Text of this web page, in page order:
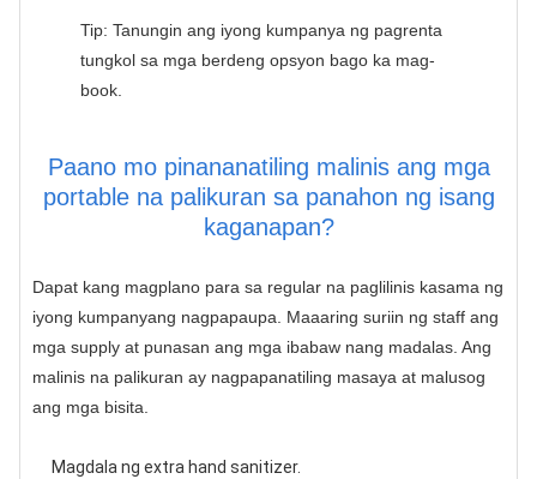
Tip: Tanungin ang iyong kumpanya ng pagrenta
tungkol sa mga berdeng opsyon bago ka mag-
book.
Paano mo pinananatiling malinis ang mga
portable na palikuran sa panahon ng isang
kaganapan?
Dapat kang magplano para sa regular na paglilinis kasama ng
iyong kumpanyang nagpapaupa. Maaaring suriin ng staff ang
mga supply at punasan ang mga ibabaw nang madalas. Ang
malinis na palikuran ay nagpapanatiling masaya at malusog
ang mga bisita.
Magdala ng extra hand sanitizer.